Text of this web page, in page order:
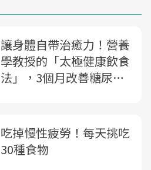
讓身體自帶治癒力！營養
學教授的「太極健康飲食
法」，3個月改善糖尿
吃掉慢性疲勞！每天挑吃
30種食物